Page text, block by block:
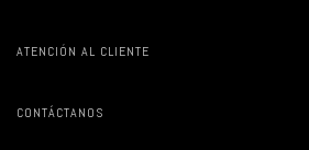
ATENCIÓN AL CLIENTE
CONTÁCTANOS